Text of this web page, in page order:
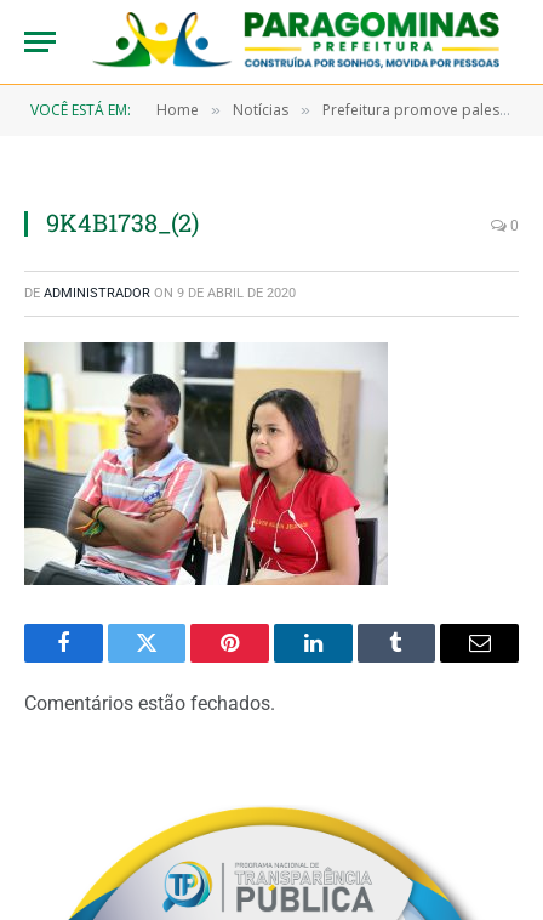
VOCÊ ESTÁ EM: Home » Notícias » Prefeitura promove palestra para trabalhadores cadastrados no SINE
9K4B1738_(2) 0
DE ADMINISTRADOR ON 9 DE ABRIL DE 2020
FacebookTwitter Pinterest LinkedInTumblr Email
Comentários estão fechados.